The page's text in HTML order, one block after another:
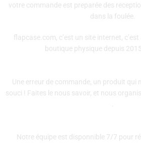
votre commande est preparée des
dans la foulée.
flapcase.com, c’est un site internet,
boutique physique depuis
Une erreur de commande, un produit qui
souci ! Faites le nous savoir, et nous
Notre équipe est disponnible 7/7 pour